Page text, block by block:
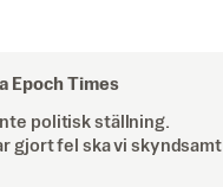
Epoch Times
politisk ställning.
gjort fel ska vi skyndsamt